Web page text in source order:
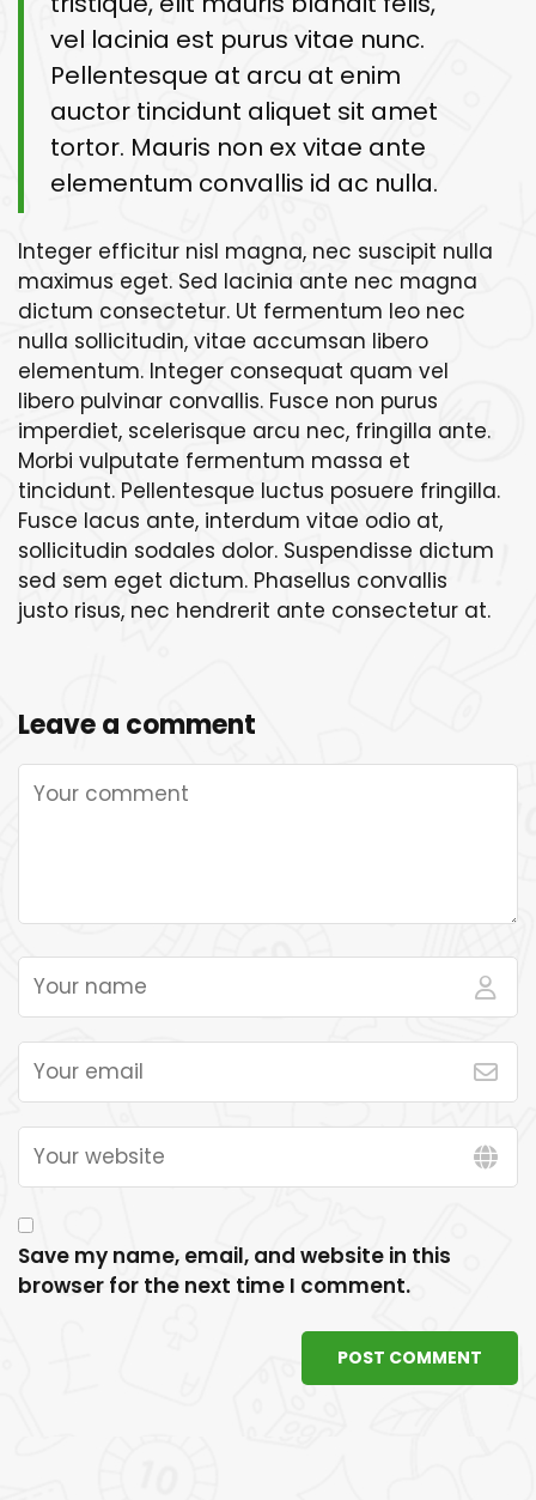
vel lacinia est purus vitae nunc.
Pellentesque at arcu at enim
auctor tincidunt aliquet sit amet
tortor. Mauris non ex vitae ante
elementum convallis id ac nulla.
Integer efficitur nisl magna, nec suscipit nulla
maximus eget. Sed lacinia ante nec magna
dictum consectetur. Ut fermentum leo nec
nulla sollicitudin, vitae accumsan libero
elementum. Integer consequat quam vel
libero pulvinar convallis. Fusce non purus
imperdiet, scelerisque arcu nec, fringilla ante.
Morbi vulputate fermentum massa et
tincidunt. Pellentesque luctus posuere fringilla.
Fusce lacus ante, interdum vitae odio at,
sollicitudin sodales dolor. Suspendisse dictum
sed sem eget dictum. Phasellus convallis
justo risus, nec hendrerit ante consectetur at.
Leave a comment
Save my name, email, and website in this
browser for the next time I comment.
POST COMMENT